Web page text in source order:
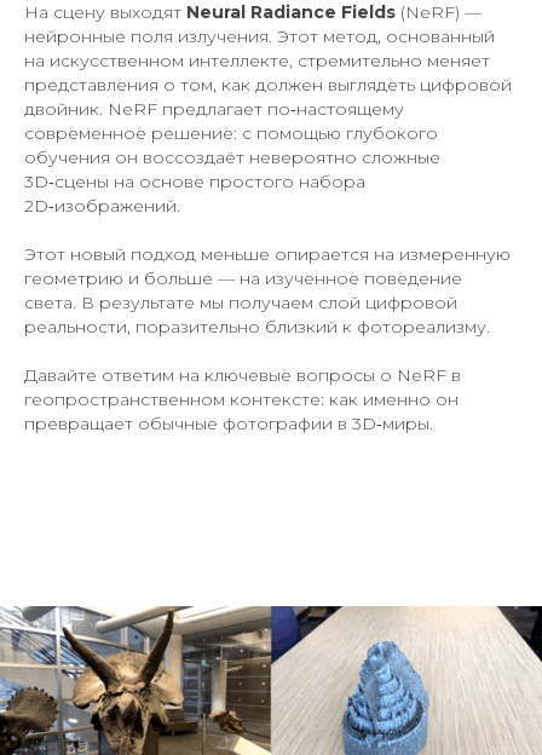
На сцену выходят Neural Radiance Fields (NeRF) —
нейронные поля излучения. Этот метод, основанный
на искусственном интеллекте, стремительно меняет
представления о том, как должен выглядеть цифровой
двойник. NeRF предлагает по‑настоящему
современное решение: с помощью глубокого
обучения он воссоздаёт невероятно сложные
3D‑сцены на основе простого набора
2D‑изображений.
Этот новый подход меньше опирается на измеренную
геометрию и больше — на изученное поведение
света. В результате мы получаем слой цифровой
реальности, поразительно близкий к фотореализму.
Давайте ответим на ключевые вопросы о NeRF в
геопространственном контексте: как именно он
превращает обычные фотографии в 3D‑миры.